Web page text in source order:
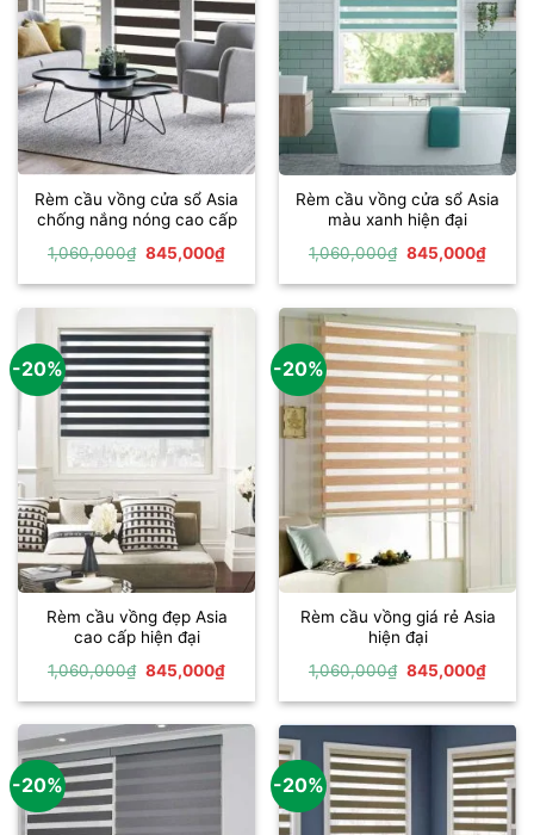
Rèm cầu vồng cửa sổ Asia
chống nắng nóng cao cấp
1,060,000₫ Giá
là:
845,000₫Giá
tại
845,000₫.
Rèm cầu vồng cửa sổ Asia
màu xanh hiện đại
1,060,000₫ Giá
là:
845,000₫Giá
tại
-20%
Rèm cầu vồng đẹp Asia
cao cấp hiện đại
1,060,000₫ Giá
là:
845,000₫Giá
tại
845,000₫.
-20%
Rèm cầu vồng giá rẻ Asia
hiện đại
1,060,000₫ Giá
là:
845,000₫Giá
tại
-20% -20%